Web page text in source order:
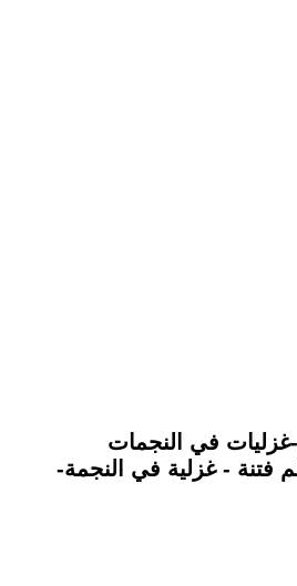
غزليات في النجمات
فتنة - غزلية في النجمة-